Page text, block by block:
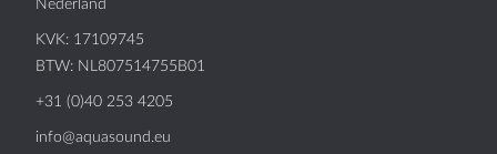
Nederland
KVK: 17109745
BTW: NL807514755B01
+31 (0)40 253 4205
info@aquasound.eu